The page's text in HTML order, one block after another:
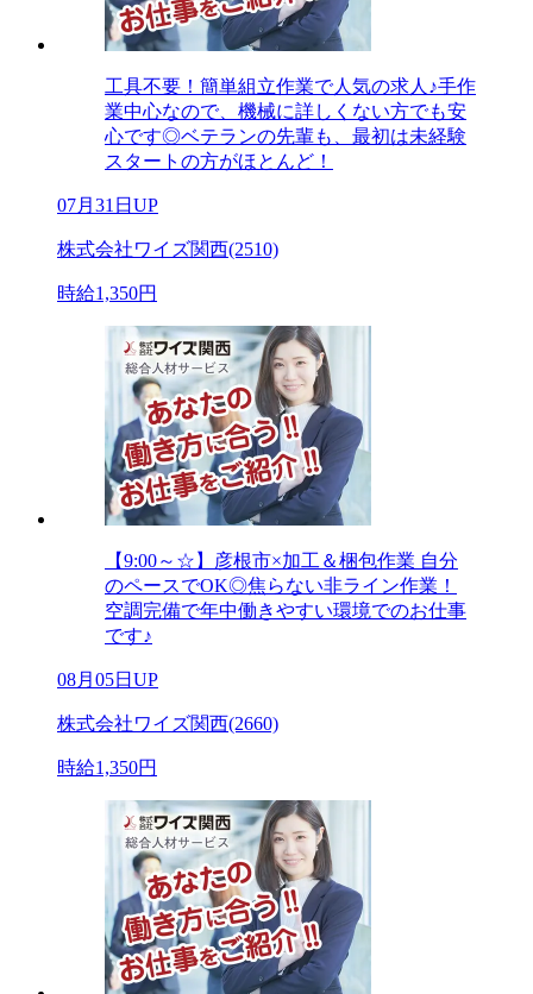
工具不要！簡単組立作業で人気の求人♪手作
業中心なので、機械に詳しくない方でも安
心です◎ベテランの先輩も、最初は未経験
スタートの方がほとんど！
07月31日UP
株式会社ワイズ関西(2510)
時給1,350円
【9:00～☆】彦根市×加工＆梱包作業 自分
のペースでOK◎焦らない非ライン作業！
空調完備で年中働きやすい環境でのお仕事
です♪
08月05日UP
株式会社ワイズ関西(2660)
時給1,350円